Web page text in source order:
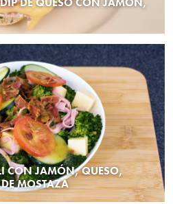
CON JAMÓN, QUESO,
MOSTAZA